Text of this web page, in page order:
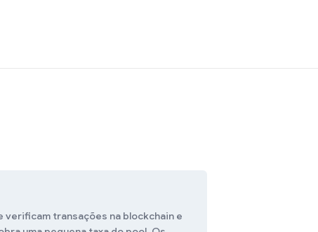
verificam transações na blockchain e